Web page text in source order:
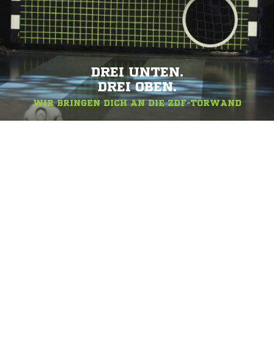
DREI UNTEN.
DREI OBEN.
WIR BRINGEN DICH AN DIE ZDF-TORWAND